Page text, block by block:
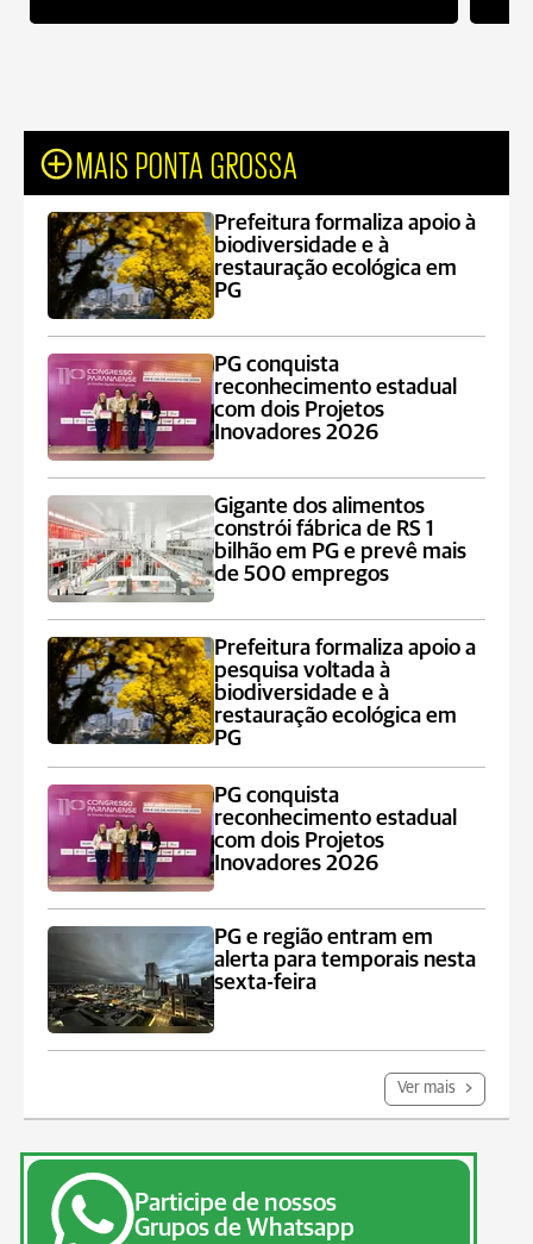
MAIS PONTA GROSSA
Prefeitura formaliza apoio à
biodiversidade e à
restauração ecológica em
PG
PG conquista
reconhecimento estadual
com dois Projetos
Inovadores 2026
Gigante dos alimentos
constrói fábrica de RS 1
bilhão em PG e prevê mais
de 500 empregos
Prefeitura formaliza apoio a
pesquisa voltada à
biodiversidade e à
restauração ecológica em
PG
PG conquista
reconhecimento estadual
com dois Projetos
Inovadores 2026
PG e região entram em
alerta para temporais nesta
sexta-feira
Ver mais
Participe de nossos
Grupos de Whatsapp